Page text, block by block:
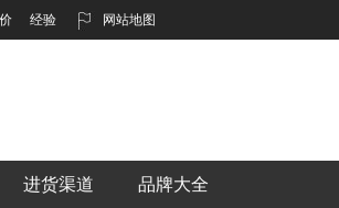
经验 网站地图
进货渠道 品牌大全